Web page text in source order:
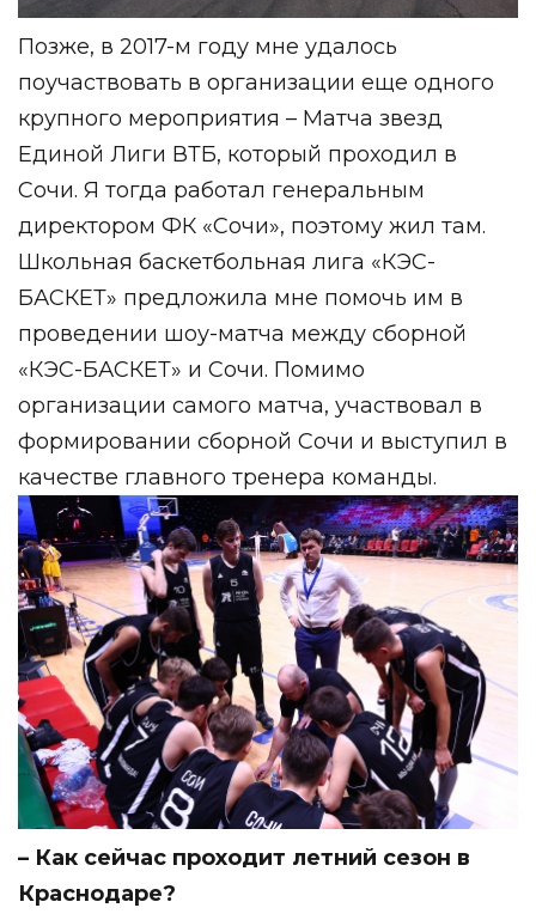
Позже, в 2017-м году мне удалось
поучаствовать в организации еще одного
крупного мероприятия – Матча звезд
Единой Лиги ВТБ, который проходил в
Сочи. Я тогда работал генеральным
директором ФК «Сочи», поэтому жил там.
Школьная баскетбольная лига «КЭС-
БАСКЕТ» предложила мне помочь им в
проведении шоу-матча между сборной
«КЭС-БАСКЕТ» и Сочи. Помимо
организации самого матча, участвовал в
формировании сборной Сочи и выступил в
качестве главного тренера команды.
– Как сейчас проходит летний сезон в
Краснодаре?